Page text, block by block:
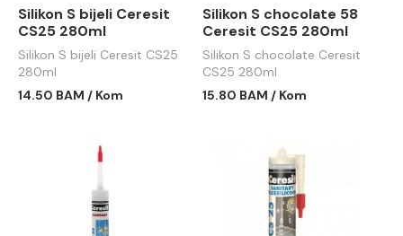
Silikon S bijeli Ceresit
CS25 280ml
Silikon S bijeli Ceresit CS25
280ml
14.50 BAM / Kom
Silikon S chocolate 58
Ceresit CS25 280ml
Silikon S chocolate Ceresit
CS25 280ml
15.80 BAM / Kom